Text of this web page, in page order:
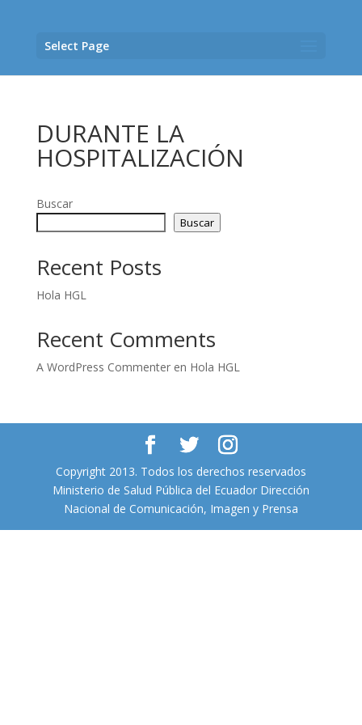
Select Page
DURANTE LA
HOSPITALIZACIÓN
Buscar
Buscar
Recent Posts
Hola HGL
Recent Comments
A WordPress Commenteren Hola HGL
Copyright 2013. Todos los derechos reservados
Ministerio de Salud Pública del Ecuador Dirección
Nacional de Comunicación, Imagen y Prensa